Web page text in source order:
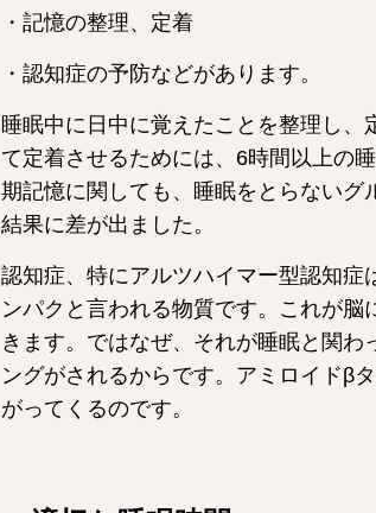
・記憶の整理、定着
・認知症の予防などがあります。
睡眠中に日中に覚えたことを整理し
て定着させるためには、6時間以上の
期記憶に関しても、睡眠をとらないグ
結果に差が出ました。
認知症、特にアルツハイマー型認知症
ンパクと言われる物質です。これが
きます。ではなぜ、それが睡眠と関
ングがされるからです。アミロイドβ
がってくるのです。